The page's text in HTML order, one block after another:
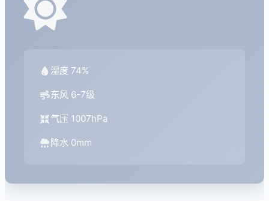
湿度 74%
东风 6-7级
气压 1007hPa
降水 0mm